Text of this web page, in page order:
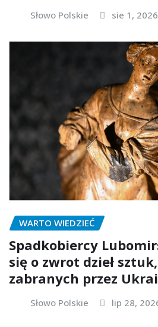
Słowo Polskie sie 1, 2026
WARTO WIEDZIEĆ
Spadkobiercy
się o zwrot dzieł
zabranych przez
Słowo Polskie lip 28,